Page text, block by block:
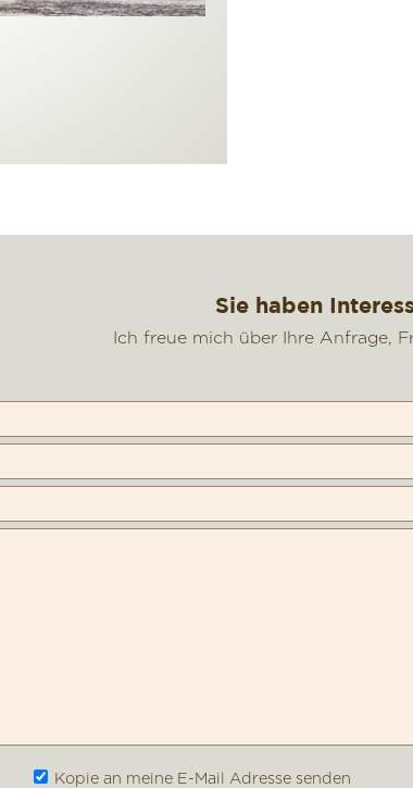
Kopie an meine E-Mail Adresse senden